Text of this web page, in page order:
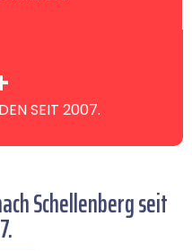
SEIT 2007.
Schellenberg seit